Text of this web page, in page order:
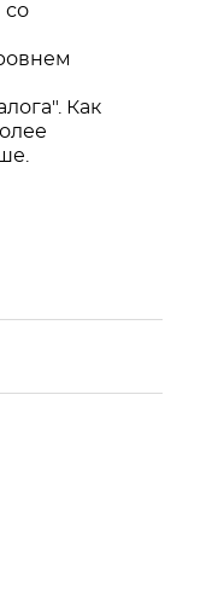
со
Как